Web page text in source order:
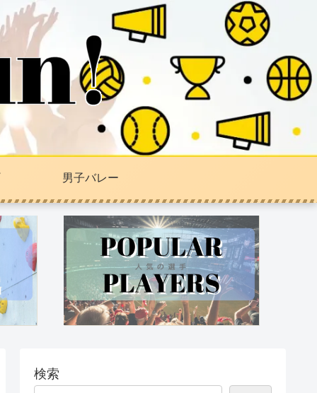
男子バレー
検索